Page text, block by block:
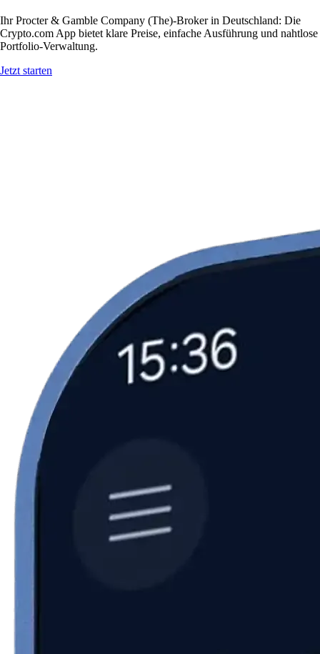
Ihr Procter & Gamble Company (The)-Broker in Deutschland: Die
Crypto.com App bietet klare Preise, einfache Ausführung und nahtlose
Portfolio-Verwaltung.
Jetzt starten